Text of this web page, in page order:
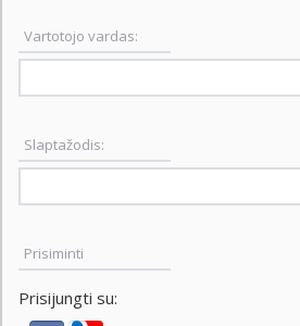
Vartotojo vardas:
Slaptažodis:
Prisiminti
Prisijungti su: